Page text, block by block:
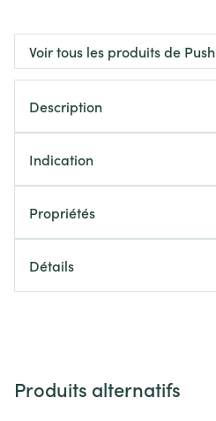
Voir tous les produits de Push
Description
Indication
Propriétés
Détails
Produits alternatifs